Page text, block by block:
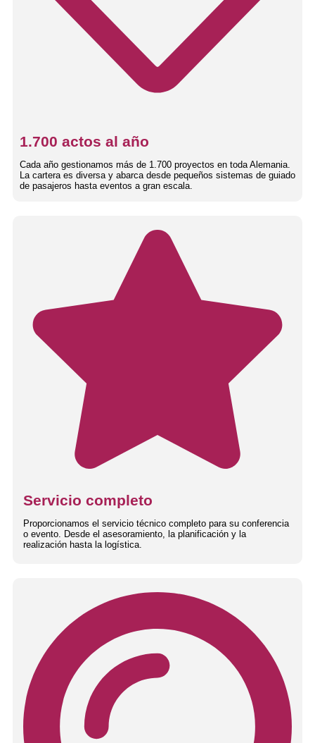
1.700 actos al año
Cada año gestionamos más de 1.700 proyectos en toda Alemania.
La cartera es diversa y abarca desde pequeños sistemas de guiado
de pasajeros hasta eventos a gran escala.
Servicio completo
Proporcionamos el servicio técnico completo para su conferencia
o evento. Desde el asesoramiento, la planificación y la
realización hasta la logística.